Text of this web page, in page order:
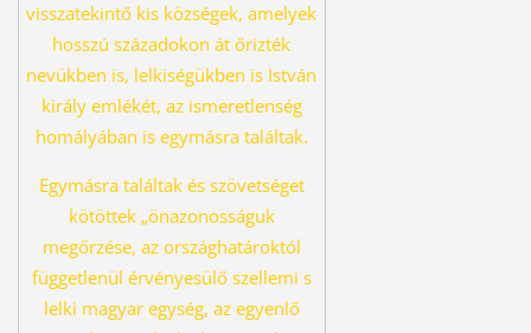
visszatekintő kis községek, amelyek
hosszú századokon át őrizték
nevükben is, lelkiségükben is István
király emlékét, az ismeretlenség
homályában is egymásra találtak.
Egymásra találtak és szövetséget
kötöttek „önazonosságuk
megőrzése, az országhatároktól
függetlenül érvényesülő szellemi s
lelki magyar egység, az egyenlő